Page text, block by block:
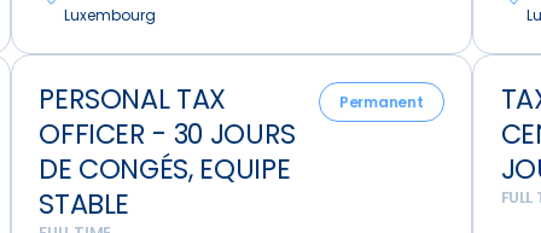
Luxembourg
PERSONAL TAX
OFFICER - 30 JOURS
DE CONGÉS, EQUIPE
STABLE
Permanent
Personal
Tax
Officer
Jours
FULL
Tax
Officer
Ville,